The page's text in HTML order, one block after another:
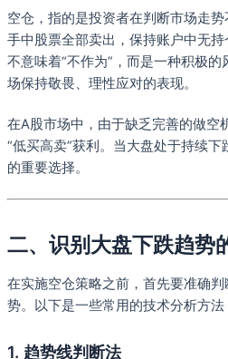
空仓，指的是投资者在判断市场走
手中股票全部卖出，保持账户中无
不意味着“不作为”，而是一种积极
场保持敬畏、理性应对的表现。
在A股市场中，由于缺乏完善的做空
“低买高卖”获利。当大盘处于持续
的重要选择。
二、识别大盘下跌趋势
在实施空仓策略之前，首先要准确
势。以下是一些常用的技术分析方法
1. 趋势线判断法